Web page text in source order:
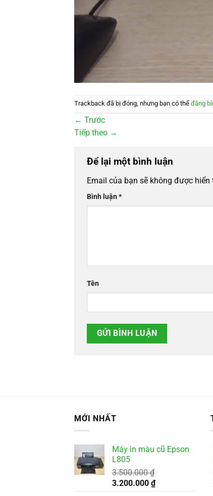
Trackback đã bị đóng, nhưng bạn có thể đăng
← Trước
Tiếp theo →
Để lại một bình luận
Email của bạn sẽ không được hiển
Bình luận*
Tên
MỚI NHẤT
Máy in màu cũ Epson
L805
3.500.000₫
Giá
3.200.000 ₫Giá